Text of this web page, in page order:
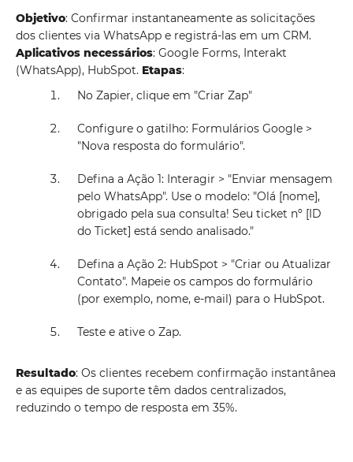
Objetivo: Confirmar instantaneamente as solicitações
dos clientes via WhatsApp e registrá-las em um CRM.
Aplicativos necessários: Google Forms, Interakt
(WhatsApp), HubSpot. Etapas:
No Zapier, clique em "Criar Zap"
Configure o gatilho: Formulários Google >
"Nova resposta do formulário".
Defina a Ação 1: Interagir > "Enviar mensagem
pelo WhatsApp". Use o modelo: "Olá [nome],
obrigado pela sua consulta! Seu ticket nº [ID
do Ticket] está sendo analisado."
Defina a Ação 2: HubSpot > "Criar ou Atualizar
Contato". Mapeie os campos do formulário
(por exemplo, nome, e-mail) para o HubSpot.
Teste e ative o Zap.
Resultado: Os clientes recebem confirmação instantânea
e as equipes de suporte têm dados centralizados,
reduzindo o tempo de resposta em 35%.